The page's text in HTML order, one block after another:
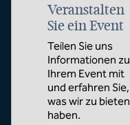
Veranstalten
Sie ein Event
Teilen Sie uns
Informationen zu
Ihrem Event mit
und erfahren Sie,
was wir zu bieten
haben.